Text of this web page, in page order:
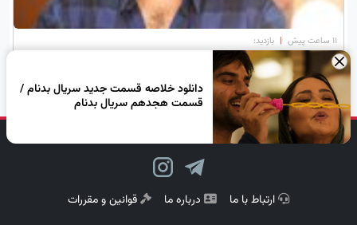
۱۱ ساعت پیش | بازدید:
بیوگرافی سورنا صحت پسر سروش صحت×
دانلود خلاصه قسمت جدید سریال بدنام /
قسمت هجدهم سریال بدنام
دنبال کن، لبخند بزن!
ارتباط با ما درباره ما قوانین و مقررات